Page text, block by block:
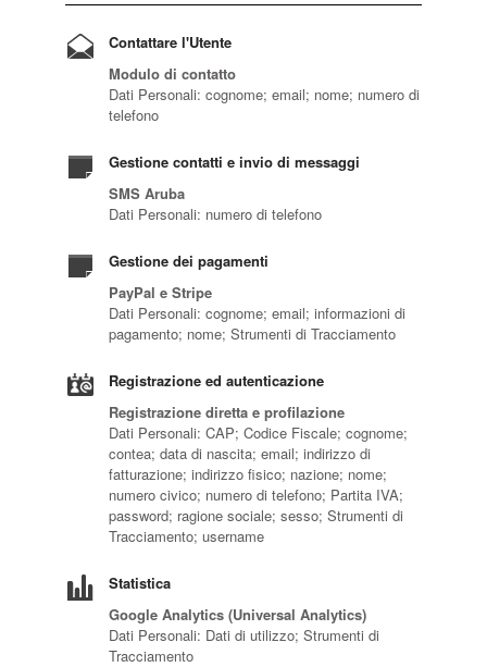
Contattare l'Utente
Modulo di contatto
Dati Personali: cognome; email; nome; numero di
telefono
Gestione contatti e invio di messaggi
SMS Aruba
Dati Personali: numero di telefono
Gestione dei pagamenti
PayPal e Stripe
Dati Personali: cognome; email; informazioni di
pagamento; nome; Strumenti di Tracciamento
Registrazione ed autenticazione
Registrazione diretta e profilazione
Dati Personali: CAP; Codice Fiscale; cognome;
contea; data di nascita; email; indirizzo di
fatturazione; indirizzo fisico; nazione; nome;
numero civico; numero di telefono; Partita IVA;
password; ragione sociale; sesso; Strumenti di
Tracciamento; username
Statistica
Google Analytics (Universal Analytics)
Dati Personali: Dati di utilizzo; Strumenti di
Tracciamento